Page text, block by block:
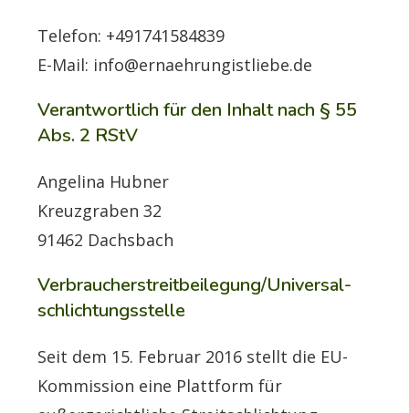
Telefon: +491741584839
E-Mail: info@ernaehrungistliebe.de
Verantwortlich für den Inhalt nach § 55
Abs. 2 RStV
Angelina Hubner
Kreuzgraben 32
91462 Dachsbach
Verbraucher­streit­beilegung/Universal­
schlichtungs­stelle
Seit dem 15. Februar 2016 stellt die EU-
Kommission eine Plattform für